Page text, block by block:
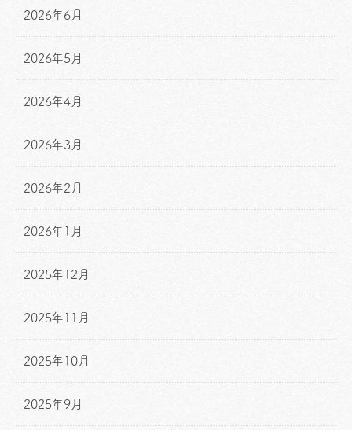
2026年6月
2026年5月
2026年4月
2026年3月
2026年2月
2026年1月
2025年12月
2025年11月
2025年10月
2025年9月